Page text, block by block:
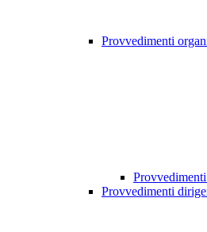
Provvedimenti
Provvedimenti